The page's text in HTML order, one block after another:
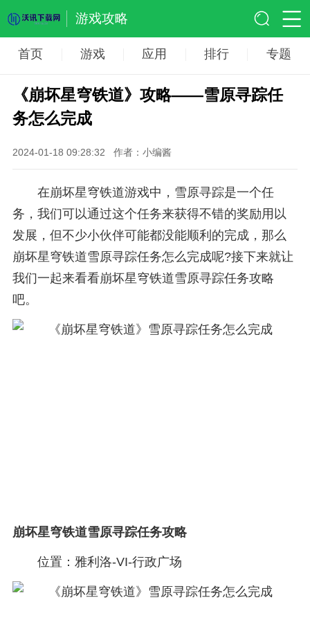
游戏攻略
首页 游戏 应用 排行 专题
《崩坏星穹铁道》攻略——雪原寻踪任
务怎么完成
2024-01-18 09:28:32 作者：小编酱
在崩坏星穹铁道游戏中，雪原寻踪是一个任
务，我们可以通过这个任务来获得不错的奖励用以
发展，但不少小伙伴可能都没能顺利的完成，那么
崩坏星穹铁道雪原寻踪任务怎么完成呢?接下来就让
我们一起来看看崩坏星穹铁道雪原寻踪任务攻略
吧。
崩坏星穹铁道雪原寻踪任务攻略
位置：雅利洛-VI-行政广场